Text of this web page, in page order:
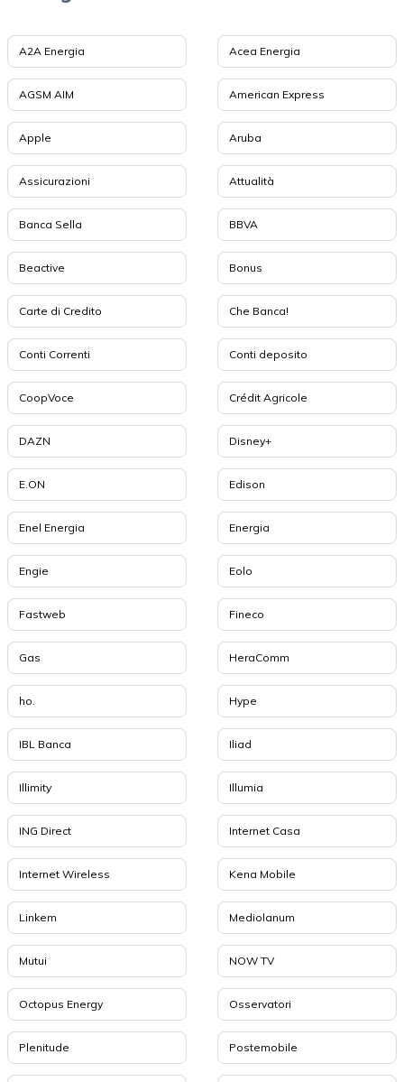
A2A Energia Acea Energia
AGSM AIM American Express
Apple Aruba
Assicurazioni Attualità
Banca Sella BBVA
Beactive Bonus
Carte di Credito Che Banca!
Conti Correnti Conti deposito
CoopVoce Crédit Agricole
DAZN Disney+
E.ON Edison
Enel Energia Energia
Engie Eolo
Fastweb Fineco
Gas HeraComm
ho. Hype
IBL Banca Iliad
Illimity Illumia
ING Direct Internet Casa
Internet Wireless Kena Mobile
Linkem Mediolanum
Mutui NOW TV
Octopus Energy Osservatori
Plenitude Postemobile